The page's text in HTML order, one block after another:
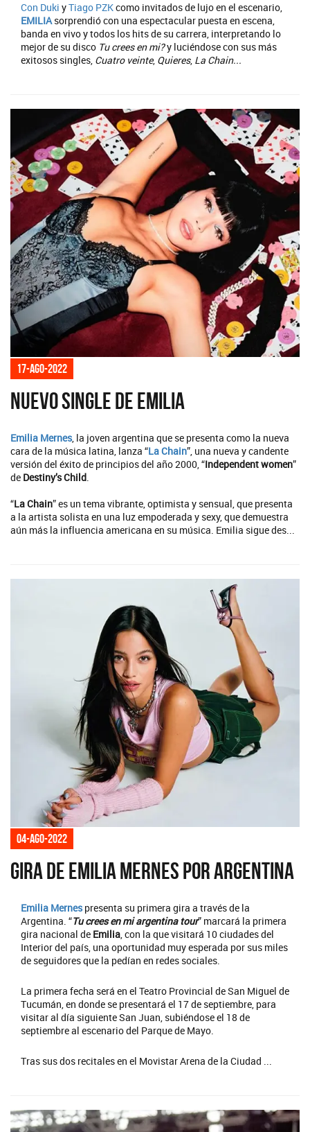
Con Duki yTiago PZKcomo invitados de lujo en el escenario,
EMILIAsorprendió con una espectacular puesta en escena,
banda en vivo y todos los hits de su carrera, interpretando lo
mejor de su disco Tu crees en mi?y luciéndose con sus más
exitosos singles, Cuatro veinte, Quieres, La Chain...
17-ago-2022
Nuevo single de Emilia
Emilia Mernes, la joven argentina que se presenta como la nueva
cara de la música latina, lanza “La Chain”, una nueva y candente
versión del éxito de principios del año 2000, “Independent women”
de Destiny’s Child.
“La Chain” es un tema vibrante, optimista y sensual, que presenta
a la artista solista en una luz empoderada y sexy, que demuestra
aún más la influencia americana en su música. Emilia sigue des...
04-ago-2022
Gira de Emilia Mernes por Argentina
Emilia Mernespresenta su primera gira a través de la
Argentina. “Tu crees en mi argentina tour” marcará la primera
gira nacional de Emilia , con la que visitará 10 ciudades del
Interior del país, una oportunidad muy esperada por sus miles
de seguidores que la pedían en redes sociales.
La primera fecha será en el Teatro Provincial de San Miguel de
Tucumán, en donde se presentará el 17 de septiembre, para
visitar al día siguiente San Juan, subiéndose el 18 de
septiembre al escenario del Parque de Mayo.
Tras sus dos recitales en el Movistar Arena de la Ciudad ...